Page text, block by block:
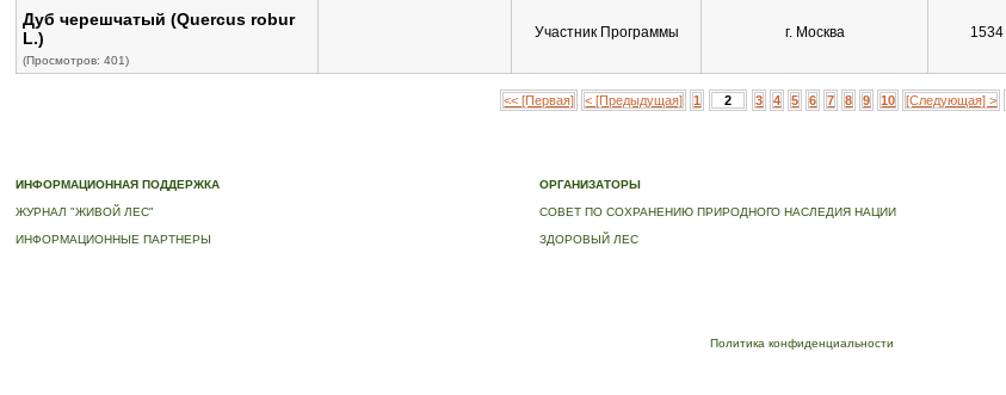
Дуб черешчатый (Quercus robur
L.)
(Просмотров: 401)
Участник Программы г. Москва 1534
<< [Первая] < [Предыдущая] 1 2 3 4 5 6 7 8 9 10 [Следующая] >
ИНФОРМАЦИОННАЯ ПОДДЕРЖКА
ЖУРНАЛ "ЖИВОЙ ЛЕС"
ИНФОРМАЦИОННЫЕ ПАРТНЕРЫ
ОРГАНИЗАТОРЫ
СОВЕТ ПО СОХРАНЕНИЮ ПРИРОДНОГО НАСЛЕДИЯ НАЦИИ
ЗДОРОВЫЙ ЛЕС
Политика конфиденциальности